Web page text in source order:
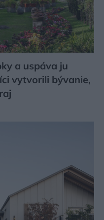
a uspáva ju
vytvorili bývanie,